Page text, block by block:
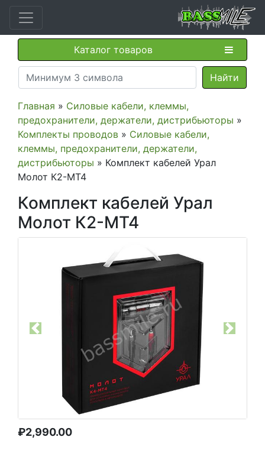
Каталог товаров
Главная » Силовые кабели, клеммы,
предохранители, держатели, дистрибьюторы »
Комплекты проводов » Силовые кабели,
клеммы, предохранители, держатели,
дистрибьюторы » Комплект кабелей Урал
Молот К2-МТ4
Комплект кабелей Урал
Молот К2-МТ4
Previous Next
₽2,990.00